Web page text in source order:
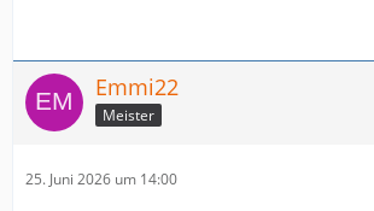
Emmi22
Meister
25. Juni 2026 um 14:00